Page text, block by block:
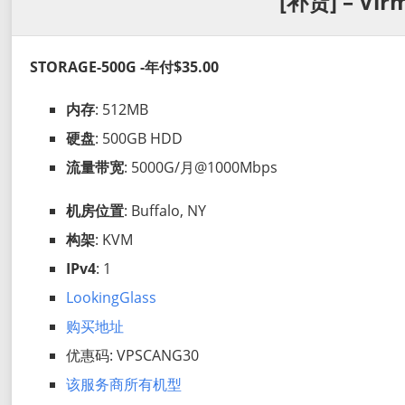
STORAGE-500G -年付$35.00
内存: 512MB
硬盘: 500GB HDD
流量带宽: 5000G/月@1000Mbps
机房位置: Buffalo, NY
构架: KVM
IPv4: 1
LookingGlass
购买地址
优惠码: VPSCANG30
该服务商所有机型